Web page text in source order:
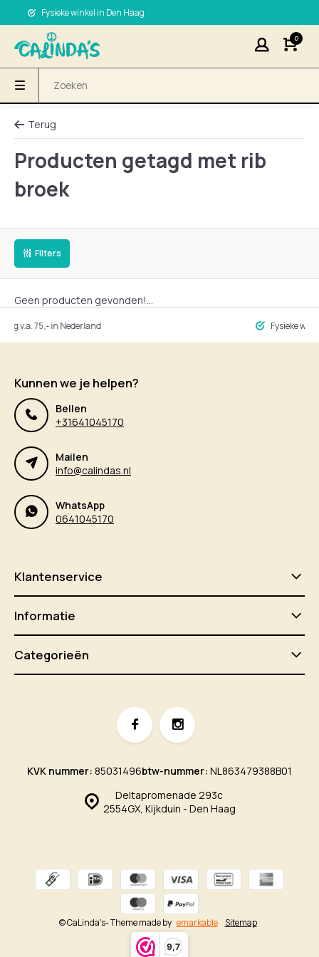
9,7
Fysieke winkel in Den Haag
0
Terug
Producten getagd met rib
broek
Filters
Geen producten gevonden!...
v.a. 75,- in Nederland Fysieke
Kunnen we je helpen?
Bellen
+31641045170
Mailen
info@calindas.nl
WhatsApp
0641045170
Klantenservice
Informatie
Categorieën
Deltapromenade 293c
2554GX, Kijkduin - Den Haag
KVK nummer: 85031496btw-nummer: NL863479388B01
© CaLinda's- Theme made by emarkable Sitemap